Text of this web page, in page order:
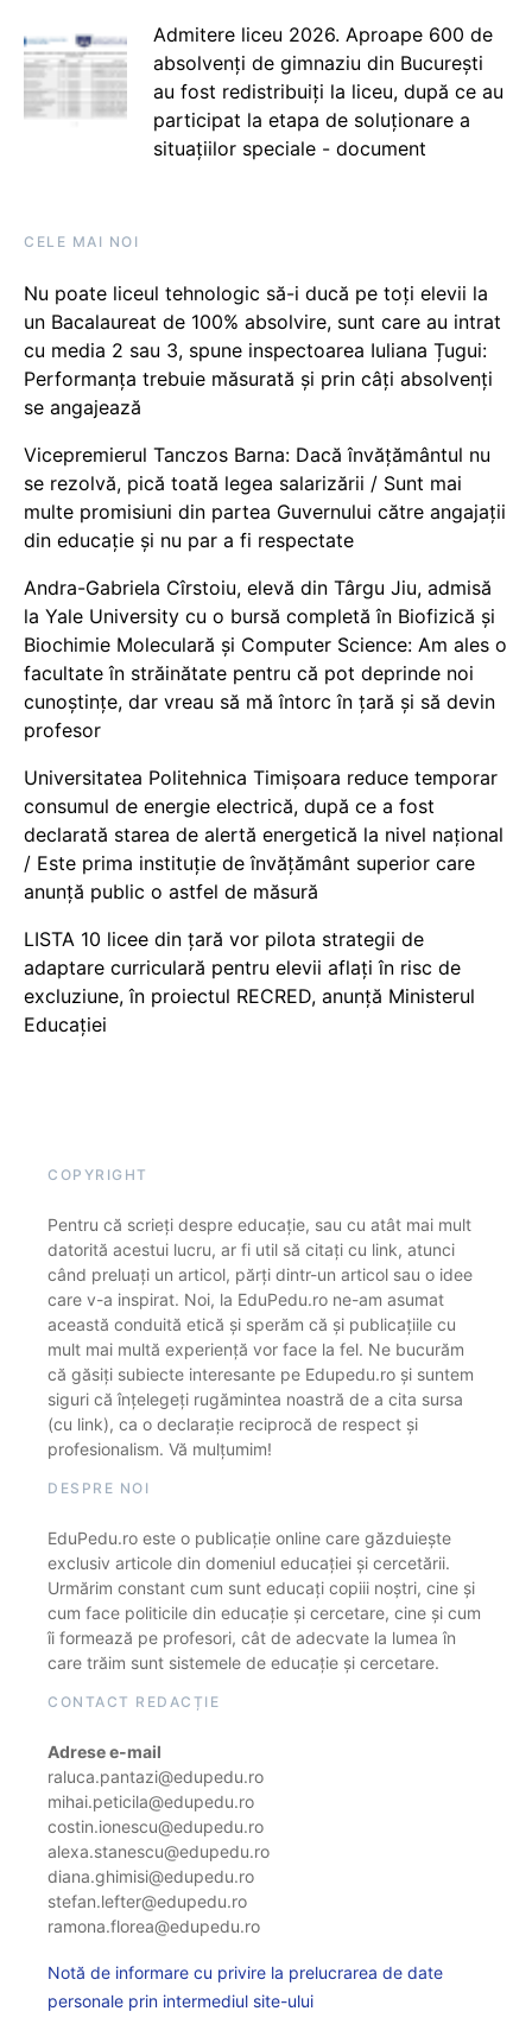
Admitere liceu 2026. Aproape 600 de
absolvenți de gimnaziu din București
au fost redistribuiți la liceu, după ce au
participat la etapa de soluționare a
situațiilor speciale - document
CELE MAI NOI
Nu poate liceul tehnologic să-i ducă pe toți elevii la
un Bacalaureat de 100% absolvire, sunt care au intrat
cu media 2 sau 3, spune inspectoarea Iuliana Țugui:
Performanța trebuie măsurată și prin câți absolvenți
se angajează
Vicepremierul Tanczos Barna: Dacă învățământul nu
se rezolvă, pică toată legea salarizării / Sunt mai
multe promisiuni din partea Guvernului către angajații
din educație și nu par a fi respectate
Andra-Gabriela Cîrstoiu, elevă din Târgu Jiu, admisă
la Yale University cu o bursă completă în Biofizică și
Biochimie Moleculară și Computer Science: Am ales o
facultate în străinătate pentru că pot deprinde noi
cunoștințe, dar vreau să mă întorc în țară și să devin
profesor
Universitatea Politehnica Timișoara reduce temporar
consumul de energie electrică, după ce a fost
declarată starea de alertă energetică la nivel național
/ Este prima instituție de învățământ superior care
anunță public o astfel de măsură
LISTA 10 licee din țară vor pilota strategii de
adaptare curriculară pentru elevii aflați în risc de
excluziune, în proiectul RECRED, anunță Ministerul
Educației
COPYRIGHT
Pentru că scrieți despre educație, sau cu atât mai mult
datorită acestui lucru, ar fi util să citați cu link, atunci
când preluați un articol, părți dintr-un articol sau o idee
care v-a inspirat. Noi, la EduPedu.ro ne-am asumat
această conduită etică și sperăm că și publicațiile cu
mult mai multă experiență vor face la fel. Ne bucurăm
că găsiți subiecte interesante pe Edupedu.ro și suntem
siguri că înțelegeți rugămintea noastră de a cita sursa
(cu link), ca o declarație reciprocă de respect și
profesionalism. Vă mulțumim!
DESPRE NOI
EduPedu.ro este o publicație online care găzduiește
exclusiv articole din domeniul educației și cercetării.
Urmărim constant cum sunt educați copiii noștri, cine și
cum face politicile din educație și cercetare, cine și cum
îi formează pe profesori, cât de adecvate la lumea în
care trăim sunt sistemele de educație și cercetare.
CONTACT REDACȚIE
Adrese e-mail
raluca.pantazi@edupedu.ro
mihai.peticila@edupedu.ro
costin.ionescu@edupedu.ro
alexa.stanescu@edupedu.ro
diana.ghimisi@edupedu.ro
stefan.lefter@edupedu.ro
ramona.florea@edupedu.ro
Notă de informare cu privire la prelucrarea de date
personale prin intermediul site-ului